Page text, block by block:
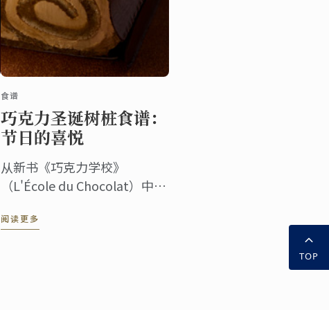
食谱
巧克力圣诞树桩食谱：
节日的喜悦
从新书《巧克力学校》
（L'École du Chocolat）中摘
日增添美味。精致的甜点融合
阅读更多
TOP